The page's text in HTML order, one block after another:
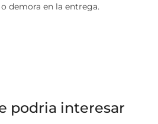
demora en la entrega.
podria interesar